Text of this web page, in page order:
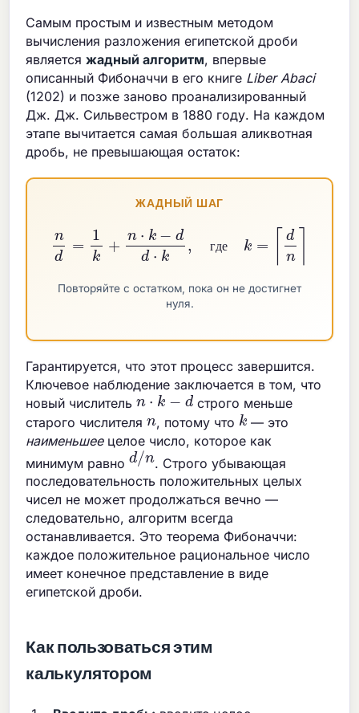
Самым простым и известным методом
вычисления разложения египетской дроби
являетсяжадный алгоритм, впервые
описанный Фибоначчи в его книге Liber Abaci
(1202) и позже заново проанализированный
Дж. Дж. Сильвестром в 1880 году. На каждом
этапе вычитается самая большая аликвотная
дробь, не превышающая остаток:
ЖАДНЫЙ ШАГ
гд е
d +n k− d ⌉
Повторяйте с остатком, пока он не достигнет
нуля.
Гарантируется, что этот процесс завершится.
Ключевое наблюдение заключается в том, что
новый числительn⋅k−d
строго меньше
старого числителяn, потому что k — это
наименьшеецелое число, которое как
минимум равно
d/n
. Строго убывающая
последовательность положительных целых
чисел не может продолжаться вечно —
следовательно, алгоритм всегда
останавливается. Это теорема Фибоначчи:
каждое положительное рациональное число
имеет конечное представление в виде
египетской дроби.
Как пользоваться этим
калькулятором